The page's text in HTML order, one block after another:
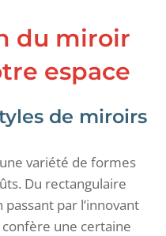
du miroir
espace
de miroirs
variété de formes
Du rectangulaire
passant par l’innovant
une certaine